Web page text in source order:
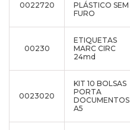
0022720
PLÁSTICO SEM
FURO
00230
ETIQUETAS
MARC CIRC
24md
0023020
KIT 10 BOLSAS
PORTA
DOCUMENTOS
A5